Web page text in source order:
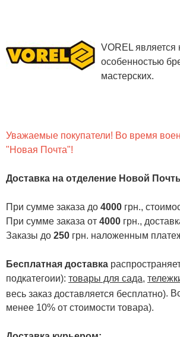
VOREL
особенностью
мастерских.
Уважаемые покупатели! Во время
"Новая Почта"!
Доставка на отделение Новой
При сумме заказа до 4000 грн.,
При сумме заказа от 4000 грн.,
Заказы до 250 грн. наложенным
Бесплатная доставка
подкатегоии): товары для сада,
весь заказ доставляется бесплатно).
менее 10% от стоимости товара).